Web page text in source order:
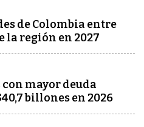
de Colombia entre
la región en 2027
con mayor deuda
billones en 2026